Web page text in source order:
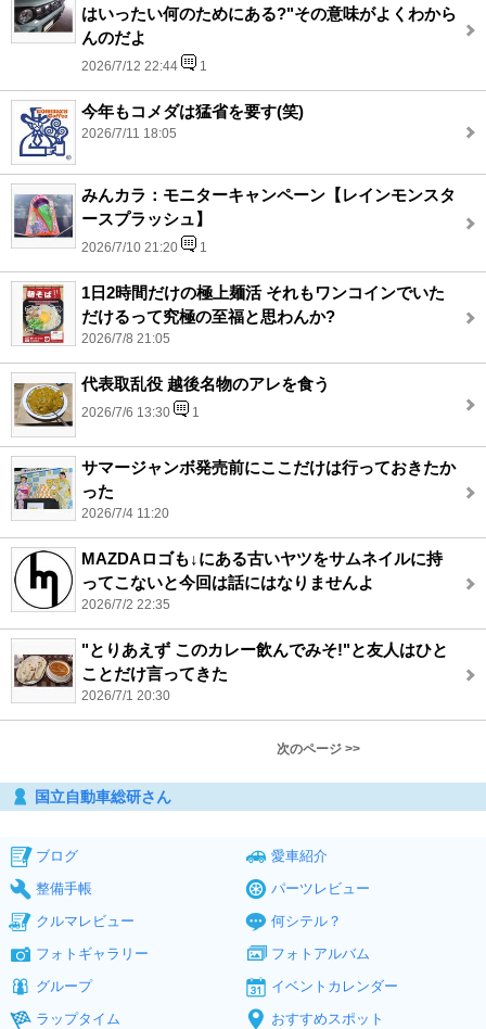
はいったい何のためにある?"その意味がよくわから
んのだよ
2026/7/12 22:44 1
今年もコメダは猛省を要す(笑)
2026/7/11 18:05
みんカラ：モニターキャンペーン【レインモンスタ
ースプラッシュ】
2026/7/10 21:20 1
1日2時間だけの極上麺活 それもワンコインでいた
だけるって究極の至福と思わんか?
2026/7/8 21:05
代表取乱役 越後名物のアレを食う
2026/7/6 13:30 1
サマージャンボ発売前にここだけは行っておきたか
った
2026/7/4 11:20
MAZDAロゴも↓にある古いヤツをサムネイルに持
ってこないと今回は話にはなりませんよ
2026/7/2 22:35
"とりあえず このカレー飲んでみそ!"と友人はひと
ことだけ言ってきた
2026/7/1 20:30
次のページ >>
国立自動車総研さん
ブログ
愛車紹介
整備手帳
パーツレビュー
クルマレビュー
何シテル？
フォトギャラリー
フォトアルバム
グループ
イベントカレンダー
ラップタイム
おすすめスポット